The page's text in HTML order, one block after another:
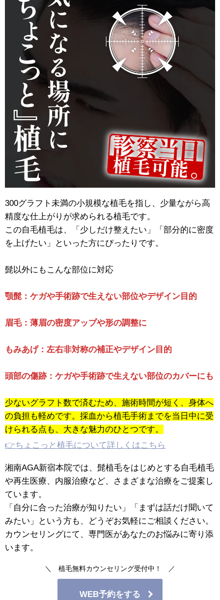
300グラフト未満の小規模な植毛を指し、少量ながら高
精度な仕上がりが求められる植毛です。
この自毛植毛は、「少しだけ整えたい」「部分的に密度
を上げたい」といった方にぴったりです。
髭以外にもこんな部位に対応
顎髭：ケガや手術跡で生えない部位やデザイン目的
眉毛：薄眉の密度アップや形の調整に
もみあげ：左右非対称の補正やデザイン目的
頭部の傷跡：ケガや手術跡で生えない部位のカバーにも
少ないグラフト数で済むため、施術時間が短く、身体へ
の負担も軽めです。採血から植毛手術までを当日中に受
けられる点も、大きな魅力のひとつです。
👉ちょこっと植毛について詳しくはこちら
湘南AGA新宿本院では、髭植毛をはじめとする自毛植毛
や再生医療、内服治療など、さまざまな治療をご提案し
ています。
「自分に合った治療が知りたい」「まずは話だけ聞いて
みたい」という方も、どうぞお気軽にご相談ください。
カウンセリングにて、専門医があなたのお悩みに寄り添
います。
＼ 植毛無料カウンセリング受付中！ ／
WEB予約をする